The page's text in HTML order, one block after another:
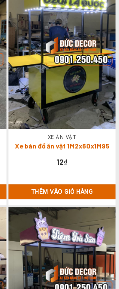
XE ĂN VẶT
Xe bán đồ ăn vặt 1M2x60x1M95
12₫
THÊM VÀO GIỎ HÀNG